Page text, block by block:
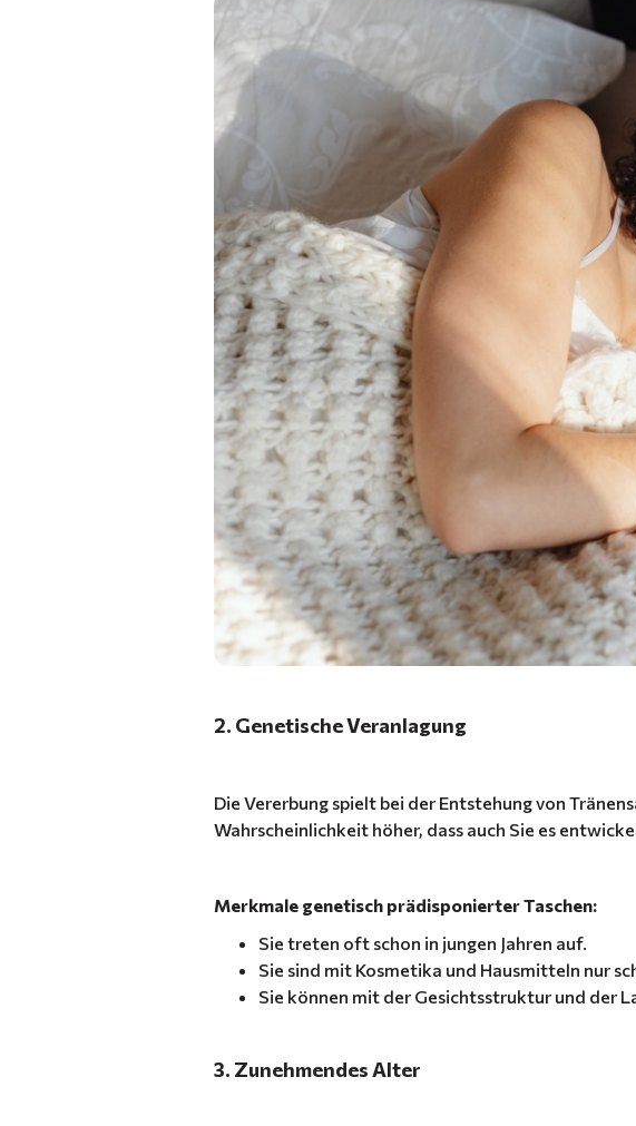
2. Genetische Veranlagung
Die Vererbung spielt bei der Entstehung von
Wahrscheinlichkeit höher, dass auch Sie es
Merkmale genetisch prädisponierter Taschen:
Sie treten oft schon in jungen Jahren auf.
Sie sind mit Kosmetika und Hausmitteln nur
Sie können mit der Gesichtsstruktur und der
3. Zunehmendes Alter